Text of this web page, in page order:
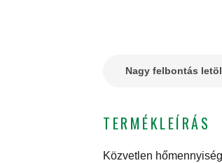
Nagy felbontás
TERMÉKLEÍRÁS
Közvetlen